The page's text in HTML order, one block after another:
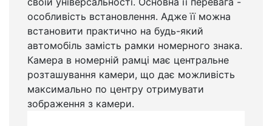
особливість встановлення. Адже її можна
встановити практично на будь-який
автомобіль замість рамки номерного знака.
Камера в номерній рамці має центральне
розташування камери, що дає можливість
максимально по центру отримувати
зображення з камери.